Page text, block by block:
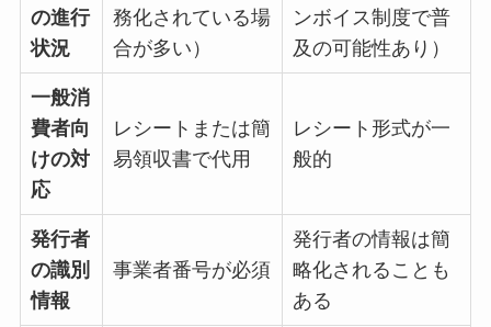
の進行
状況
務化されている場
合が多い）
ンボイス制度で普
及の可能性あり）
一般消
費者向
けの対
応
レシートまたは簡
易領収書で代用
レシート形式が一
般的
発行者
の識別
情報
事業者番号が必須
発行者の情報は簡
略化されることも
ある